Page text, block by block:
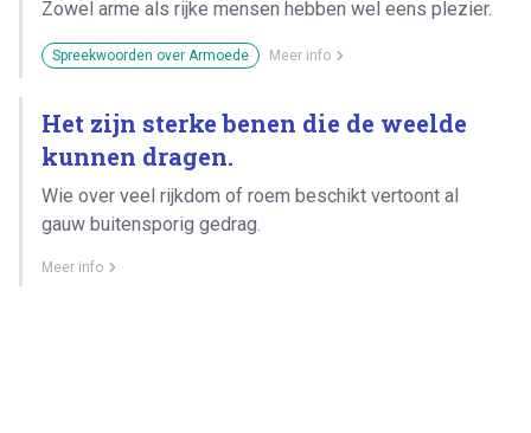
Zowel arme als rijke mensen hebben wel eens plezier.
Spreekwoorden over Armoede Meer info
Het zijn sterke benen die de weelde
kunnen dragen.
Wie over veel rijkdom of roem beschikt vertoont al
gauw buitensporig gedrag.
Meer info